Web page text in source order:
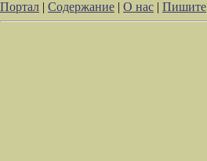
Портал | Содержание | О нас | Пишите